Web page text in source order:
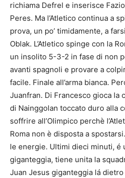
richiama Defrel e inserisce
Peres. Ma l’Atletico continua a
prova, un po’ timidamente, a
Oblak. L’Atletico spinge con la
un insolito 5-3-2 in fase di non
avanti spagnoli e provare a
facile. Finale all’arma bianca.
Juanfran. Di Francesco gioca la
di Nainggolan toccato duro alla
soffrire all’Olimpico perchè
Roma non è disposta a
le energie. Ultimi dieci minuti, é
giganteggia, tiene unita la
Juan Jesus giganteggia lá dietro